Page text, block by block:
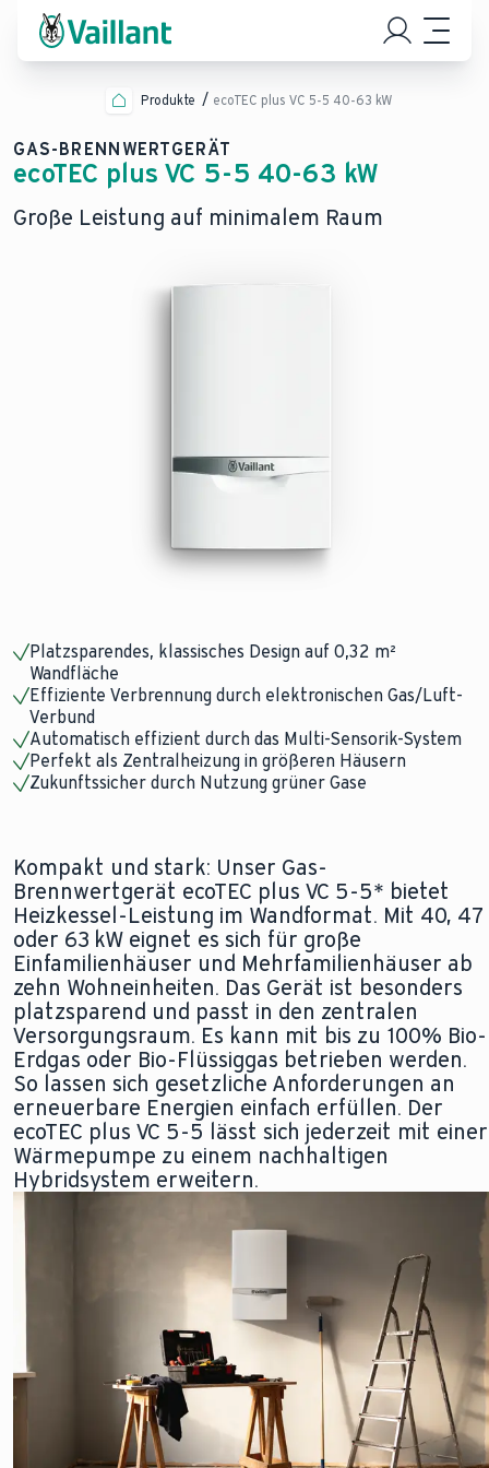
Produkte ecoTEC plus VC 5-5 40-63 kW
GAS-BRENNWERTGERÄT
ecoTEC plus VC 5-5 40-63 kW
Große Leistung auf minimalem Raum
Platzsparendes, klassisches Design auf 0,32 m²
Wandfläche
Effiziente Verbrennung durch elektronischen Gas/Luft-
Verbund
Automatisch effizient durch das Multi-Sensorik-System
Perfekt als Zentralheizung in größeren Häusern
Zukunftssicher durch Nutzung grüner Gase
Kompakt und stark: Unser Gas-
Brennwertgerät ecoTEC plus VC 5-5* bietet
Heizkessel-Leistung im Wandformat. Mit 40, 47
oder 63 kW eignet es sich für große
Einfamilienhäuser und Mehrfamilienhäuser ab
zehn Wohneinheiten. Das Gerät ist besonders
platzsparend und passt in den zentralen
Versorgungsraum. Es kann mit bis zu 100% Bio-
Erdgas oder Bio-Flüssiggas betrieben werden.
So lassen sich gesetzliche Anforderungen an
erneuerbare Energien einfach erfüllen. Der
ecoTEC plus VC 5-5 lässt sich jederzeit mit einer
Wärmepumpe zu einem nachhaltigen
Hybridsystem erweitern.